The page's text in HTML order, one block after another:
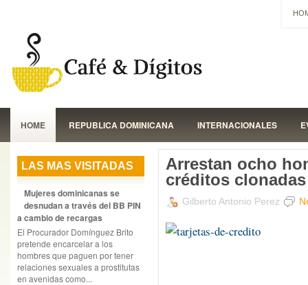
HOME REPUBLICA DOMINICANA INTERNACIONALES
LAS MAS VISITADAS
Mujeres dominicanas se
desnudan a través del BB PIN
a cambio de recargas
El Procurador Domínguez Brito
pretende encarcelar a los
hombres que paguen por tener
relaciones sexuales a prostitutas
en avenidas como...
Arrestan ocho
créditos clonadas
Gilberto Antonio Perez